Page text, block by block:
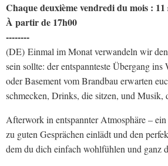
Chaque deuxième vendredi du mois : 11
À partir de 17h00
--------
(DE) Einmal im Monat verwandeln wir
sein sollte: der entspannteste Übergang
oder Basement vom Brandbau erwarten
schmecken, Drinks, die sitzen, und Musik,
Afterwork in entspannter Atmosphäre –
zu guten Gesprächen einlädt und den
dem du dich einfach wohlfühlen und ganz